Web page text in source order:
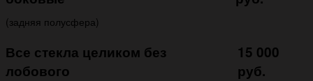
(задняя полусфера)
Все стекла целиком без
лобового
15 000
руб.